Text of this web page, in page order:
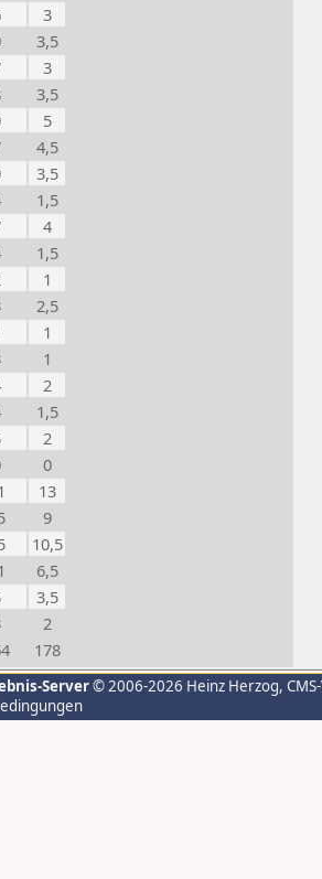
3
3,5
3
3,5
5
4,5
3,5
1,5
4
1,5
1
2,5
1
1
2
1,5
2
0
13
9
10,5
6,5
3,5
2
178
Server© 2006-2026 Heinz Herzog,